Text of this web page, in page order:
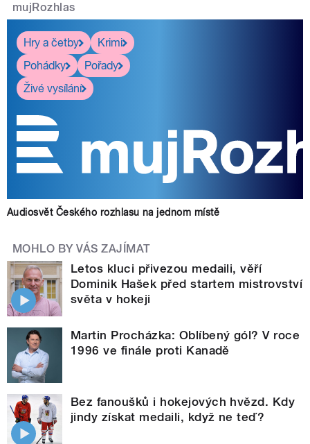
mujRozhlas
Hry a četby
Krimi
Pohádky
Pořady
Živé vysílání
Audiosvět Českého rozhlasu na jednom místě
MOHLO BY VÁS ZAJÍMAT
Letos kluci přivezou medaili, věří
Dominik Hašek před startem mistrovství
světa v hokeji
Martin Procházka: Oblíbený gól? V roce
1996 ve finále proti Kanadě
Bez fanoušků i hokejových hvězd. Kdy
jindy získat medaili, když ne teď?